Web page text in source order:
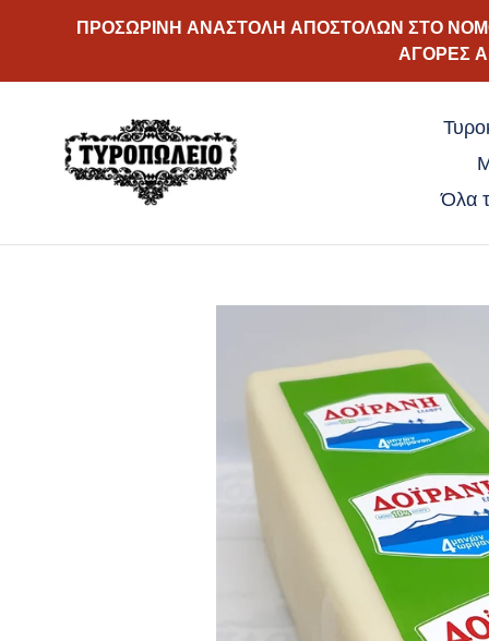
ΠΡΟΣΩΡΙΝΗ ΑΝΑΣΤΟΛΗ ΑΠΟΣΤΟΛΩΝ ΣΤΟ
ΑΓΟΡΕΣ
Όλα